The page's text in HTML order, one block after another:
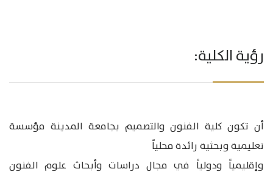
رؤية الكلية:
أن تكون كلية الفنون والتصميم بجامعة المدينة مؤسسة
تعليمية وبحثية رائدة محلياً
وإقليمياً ودولياً في مجال دراسات وأبحاث علوم الفنون